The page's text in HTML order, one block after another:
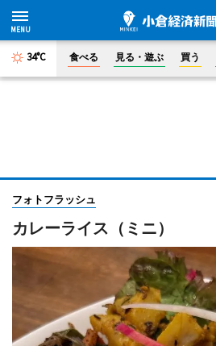
34°C 食べる 見る・遊ぶ 買う
フォトフラッシュ
カレーライス（ミニ）